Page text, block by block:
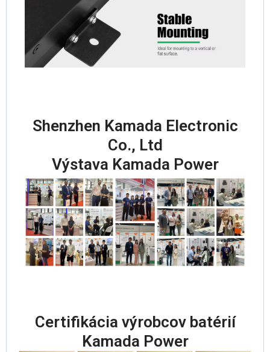
Shenzhen Kamada Electronic
Co., Ltd
Výstava Kamada Power
Certifikácia výrobcov batérií
Kamada Power